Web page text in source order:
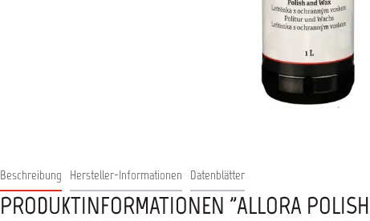
Beschreibung Hersteller-Informationen Datenblätter
PRODUKTINFORMATIONEN "ALLORA